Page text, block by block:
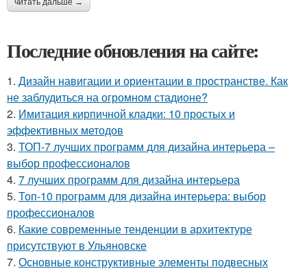
читать дальше →
Последние обновления на сайте:
1. Дизайн навигации и ориентации в пространстве. Как
не заблудиться на огромном стадионе?
2. Имитация кирпичной кладки: 10 простых и
эффективных методов
3. ТОП-7 лучших программ для дизайна интерьера –
выбор профессионалов
4. 7 лучших программ для дизайна интерьера
5. Топ-10 программ для дизайна интерьера: выбор
профессионалов
6. Какие современные тенденции в архитектуре
присутствуют в Ульяновске
7. Основные конструктивные элементы подвесных